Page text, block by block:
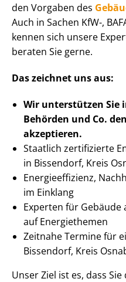
den Vorgaben des
Auch in Sachen KfW-,
kennen sich unsere
beraten Sie gerne.
Das zeichnet uns aus:
Wir unterstützen Sie
Behörden und Co.
akzeptieren.
Staatlich zertifizierte
in Bissendorf, Kreis
En­er­gie­ef­fi­zi­enz,
im Einklang
Experten für Gebäude
auf Energiethemen
Zeitnahe Termine für
Bissendorf, Kreis
Unser Ziel ist es, dass